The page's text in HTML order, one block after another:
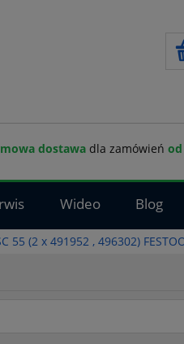
dostawadla zamówień od
Wideo Blog
55 (2 x 491952 , 496302)